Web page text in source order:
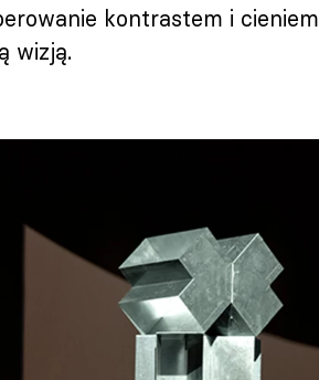
kontrastem i cieniem
wizją.